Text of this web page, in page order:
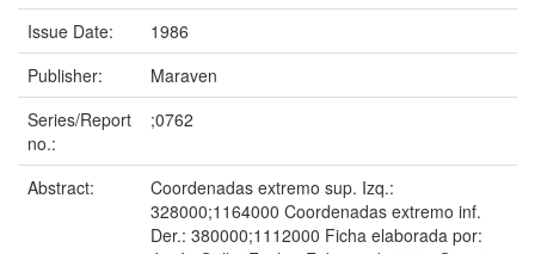
Issue Date:
1986
Publisher:
Maraven
Series/Report
no.:
;0762
Abstract:
Coordenadas extremo sup. Izq.:
328000;1164000 Coordenadas extremo inf.
Der.: 380000;1112000 Ficha elaborada por: